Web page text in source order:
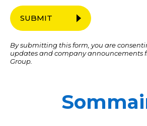
SUBMIT
By submitting this form, you are
updates and company announcements
Group.